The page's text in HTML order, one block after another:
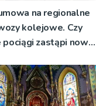
na regionalne
kolejowe. Czy
pociągi zastąpi nowy